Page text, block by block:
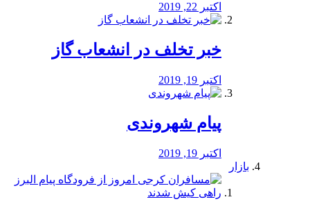
اکتبر 22, 2019
خبر تخلف در انشعاب گاز
اکتبر 19, 2019
پیام شهروندی
اکتبر 19, 2019
بازار